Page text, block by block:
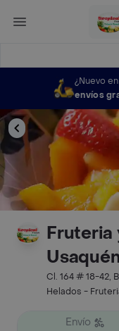
¿Nuevo
envíos
Fruteria
Cl. 164 # 18-42,
Helados -
Envío